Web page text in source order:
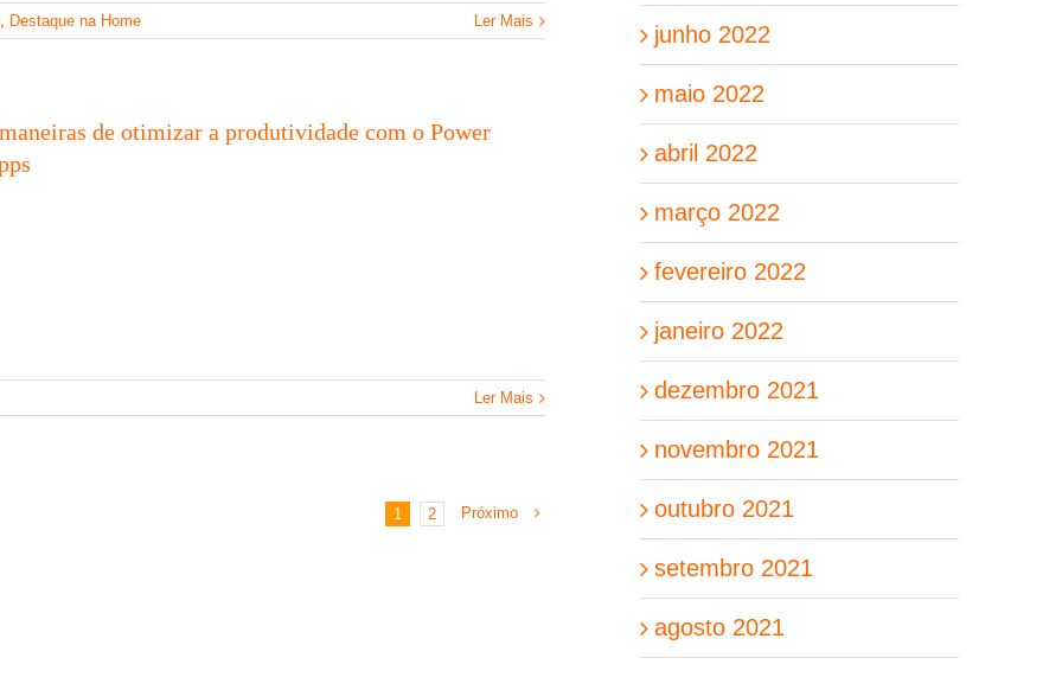
, Destaque na Home Ler Mais
de otimizar a produtividade com o Power
Ler Mais
1 2 Próximo
junho 2022
maio 2022
abril 2022
março 2022
fevereiro 2022
janeiro 2022
dezembro 2021
novembro 2021
outubro 2021
setembro 2021
agosto 2021